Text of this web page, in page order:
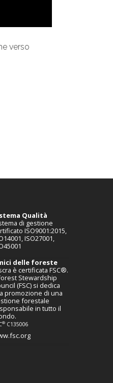
verso
Qualità
di gestione
ISO9001:2015,
ISO27001,
delle foreste
è certificata FSC®.
Stewardship
(FSC) si dedica
promozione di una
forestale
in tutto il
®C135006